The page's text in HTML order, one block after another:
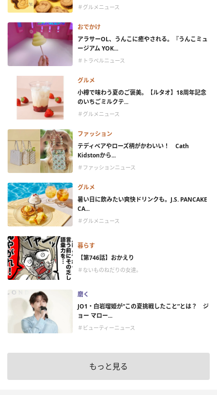
＃グルメニュース
おでかけ
アラサーOL、うんこに癒やされる。『うんこミュ
ージアム YOK...
＃トラベルニュース
グルメ
小樽で味わう夏のご褒美。【ルタオ】18周年記念
のいちごミルクテ...
＃グルメニュース
ファッション
テディベアやローズ柄がかわいい！ Cath
Kidstonから...
＃ファッションニュース
グルメ
暑い日に飲みたい爽快ドリンクも。J.S. PANCAKE
CA...
＃グルメニュース
暮らす
【第746話】おかえり
＃ないものねだりの女達。
磨く
JO1・白岩瑠姫が“この夏挑戦したこと”とは？ ジ
ョー マロー...
＃ビューティーニュース
もっと見る